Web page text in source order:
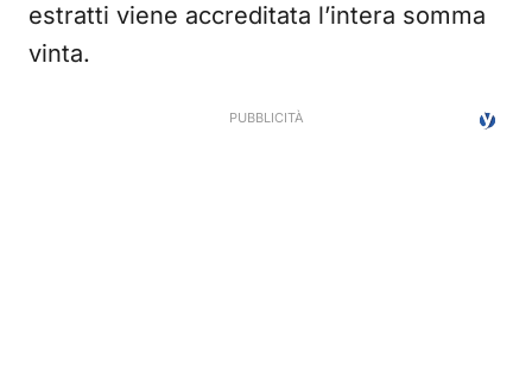
estratti viene accreditata l’intera somma
vinta.